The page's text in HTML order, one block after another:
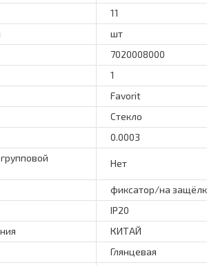
11
шт
7020008000
1
Favorit
Стекло
0.0003
Нет
фиксатор/на
IP20
КИТАЙ
Глянцевая